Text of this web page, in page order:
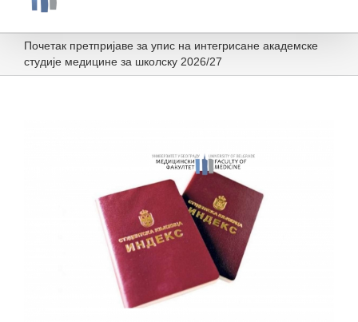
Почетак претпријаве за упис на интегрисане академске
студије медицине за школску 2026/27